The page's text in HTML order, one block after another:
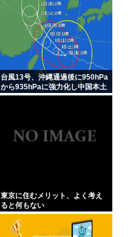
台風13号、沖縄通過後に950hPa
から935hPaに強力化し中国本土
へwww
東京に住むメリット、よく考え
ると何もない